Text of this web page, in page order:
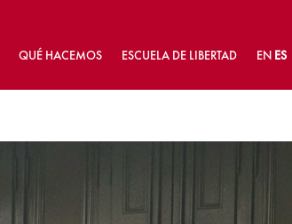
QUÉ HACEMOS ESCUELA DE LIBERTAD EN ES